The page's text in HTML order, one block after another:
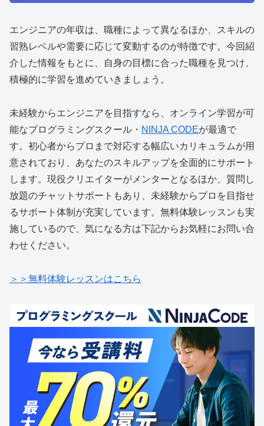
エンジニアの年収は、職種によって異なるほか、スキルの
習熟レベルや需要に応じて変動するのが特徴です。今回紹
介した情報をもとに、自身の目標に合った職種を見つけ、
積極的に学習を進めていきましょう。
未経験からエンジニアを目指すなら、オンライン学習が可
能なプログラミングスクール・ NINJA CODEが最適で
す。初心者からプロまで対応する幅広いカリキュラムが用
意されており、あなたのスキルアップを全面的にサポート
します。現役クリエイターがメンターとなるほか、質問し
放題のチャットサポートもあり、未経験からプロを目指せ
るサポート体制が充実しています。無料体験レッスンも実
施しているので、気になる方は下記からお気軽にお問い合
わせください。
＞＞無料体験レッスンはこちら